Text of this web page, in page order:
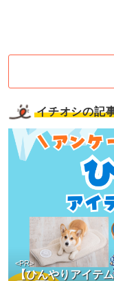
イチオシの記
【ひんやりアイテ
<PR>